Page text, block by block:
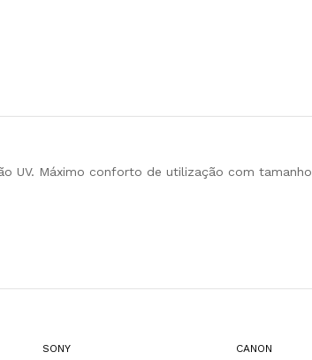
UV. Máximo conforto de utilização com tamanho
SONY CANON